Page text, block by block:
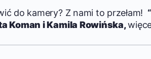
do kamery? Z nami to przełam! “
Koman i Kamila Rowińska,